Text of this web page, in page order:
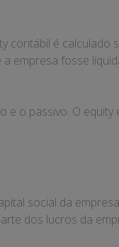
contábil é calculado
empresa fosse
o passivo. O equity
social da
dos lucros da